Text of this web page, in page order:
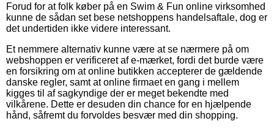
Forud for at folk køber på en Swim & Fun online virksomhed
kunne de sådan set bese netshoppens handelsaftale, dog er
det undertiden ikke videre interessant.
Et nemmere alternativ kunne være at se nærmere på om
webshoppen er verificeret af e-mærket, fordi det burde være
en forsikring om at online butikken accepterer de gældende
danske regler, samt at online firmaet en gang i mellem
kigges til af sagkyndige der er meget bekendte med
vilkårene. Dette er desuden din chance for en hjælpende
hånd, såfremt du forvoldes besvær med din shopping.